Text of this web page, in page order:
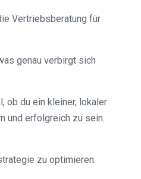
Vertriebsberatung für
genau verbirgt sich
ob du ein kleiner, lokaler
und erfolgreich zu sein.
zu optimieren: